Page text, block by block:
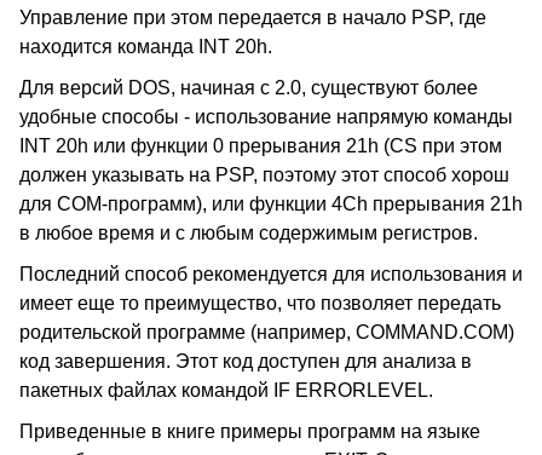
Управление при этом передается в начало PSP, где
находится команда INT 20h.
Для версий DOS, начиная с 2.0, существуют более
удобные способы - использование напрямую команды
INT 20h или функции 0 прерывания 21h (CS при этом
должен указывать на PSP, поэтому этот способ хорош
для COM-программ), или функции 4Ch прерывания 21h
в любое время и с любым содержимым регистров.
Последний способ рекомендуется для использования и
имеет еще то преимущество, что позволяет передать
родительской программе (например, COMMAND.COM)
код завершения. Этот код доступен для анализа в
пакетных файлах командой IF ERRORLEVEL.
Приведенные в книге примеры программ на языке